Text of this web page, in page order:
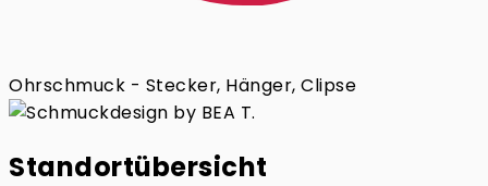
Ohrschmuck - Stecker, Hänger, Clipse
Standortübersicht